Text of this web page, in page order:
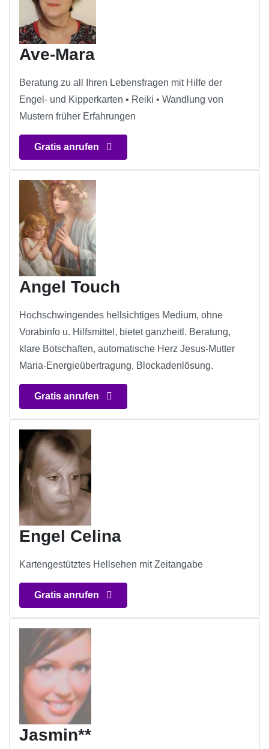
Ave-Mara
Beratung zu all Ihren Lebensfragen mit Hilfe der
Engel- und Kipperkarten • Reiki • Wandlung von
Mustern früher Erfahrungen
Gratis anrufen
Angel Touch
Hochschwingendes hellsichtiges Medium, ohne
Vorabinfo u. Hilfsmittel, bietet ganzheitl. Beratung,
klare Botschaften, automatische Herz Jesus-Mutter
Maria-Energieübertragung, Blockadenlösung.
Gratis anrufen
Engel Celina
Kartengestütztes Hellsehen mit Zeitangabe
Gratis anrufen
Jasmin**